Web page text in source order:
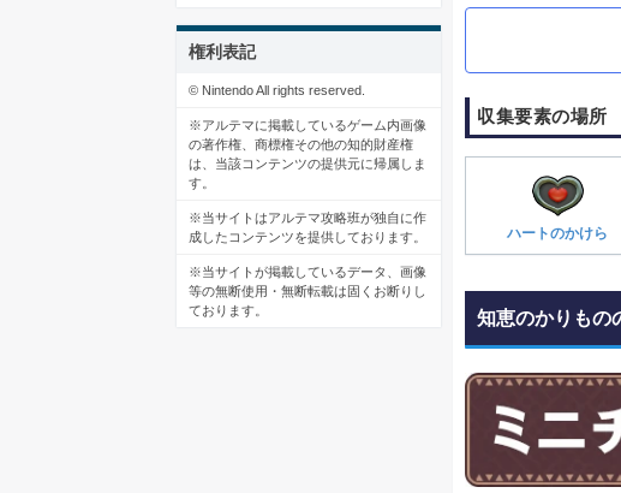
収集要素の場所
ハートのかけら
知恵のかりもの
権利表記
© Nintendo All rights reserved.
※アルテマに掲載しているゲーム内画像
の著作権、商標権その他の知的財産権
は、当該コンテンツの提供元に帰属しま
す。
※当サイトはアルテマ攻略班が独自に作
成したコンテンツを提供しております。
※当サイトが掲載しているデータ、画像
等の無断使用・無断転載は固くお断りし
ております。